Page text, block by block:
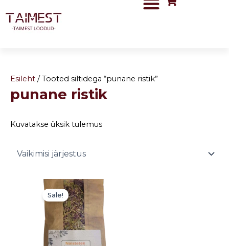
content
Esileht / Tooted siltidega “punane ristik”
punane ristik
Kuvatakse üksik tulemus
Sale!
Algne
hind
oli:
3,00 €.
Current
price
is:
1,50 €.